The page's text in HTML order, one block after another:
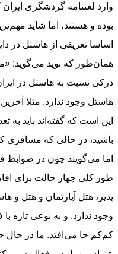
وارد لغتنامه گردشگری ایران
بوده و هستند، اما شاید
اساسا تعریفی از هاستل در
همان‌طور که نوید می‌گوید:
درکی نسبت به هاستل در
هاستل وجود ندارد. مثلا
این است که گفته‌اند باید به
باشید، در حالی که مسافری
اما می‌گویند چون در ضوابط
طور کلی چهار حالت برای
پذیر، هتل آپارتمان و هتل
وجود ندارد. و به نوعی تازه با
کم‌کم جا می‌افتد. ما در حال